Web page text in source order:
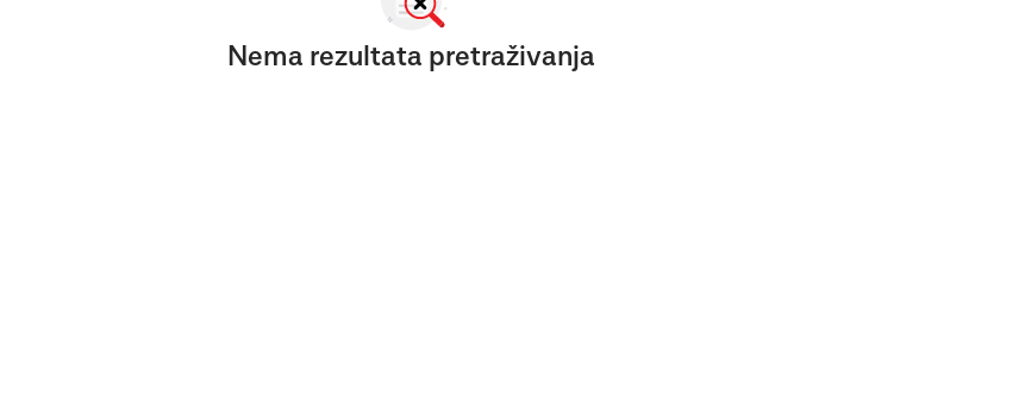
Nema rezultata pretraživanja